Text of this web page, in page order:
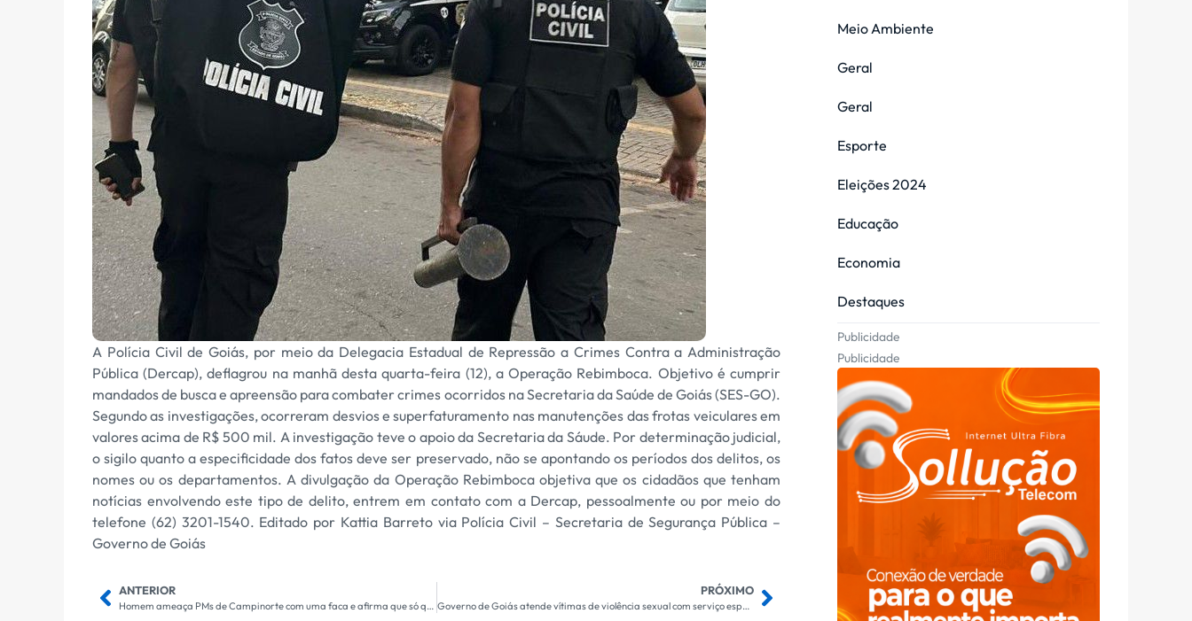
A Polícia Civil de Goiás, por meio da Delegacia Estadual de Repressão a Crimes Contra a Administração
Pública (Dercap), deflagrou na manhã desta quarta-feira (12), a Operação Rebimboca. Objetivo é cumprir
mandados de busca e apreensão para combater crimes ocorridos na Secretaria da Saúde de Goiás (SES-GO).
Segundo as investigações, ocorreram desvios e superfaturamento nas manutenções das frotas veiculares em
valores acima de R$ 500 mil. A investigação teve o apoio da Secretaria da Sáude. Por determinação judicial,
o sigilo quanto a especificidade dos fatos deve ser preservado, não se apontando os períodos dos delitos, os
nomes ou os departamentos. A divulgação da Operação Rebimboca objetiva que os cidadãos que tenham
notícias envolvendo este tipo de delito, entrem em contato com a Dercap, pessoalmente ou por meio do
telefone (62) 3201-1540. Editado por Kattia Barreto via Polícia Civil – Secretaria de Segurança Pública –
Governo de Goiás
ANTERIOR
Homem ameaça PMs de Campinorte com uma faca e afirma que só queria saber como é matar alguém
PRÓXIMO
Governo de Goiás atende vítimas de violência sexual com serviço especializado
Meio Ambiente
Geral
Geral
Esporte
Eleições 2024
Educação
Economia
Destaques
Publicidade
Publicidade